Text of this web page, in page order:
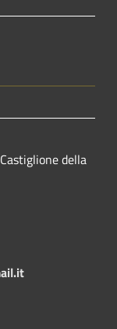
della